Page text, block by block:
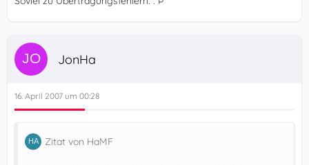
JonHa
16. April 2007 um 00:28
Zitat von HaMF